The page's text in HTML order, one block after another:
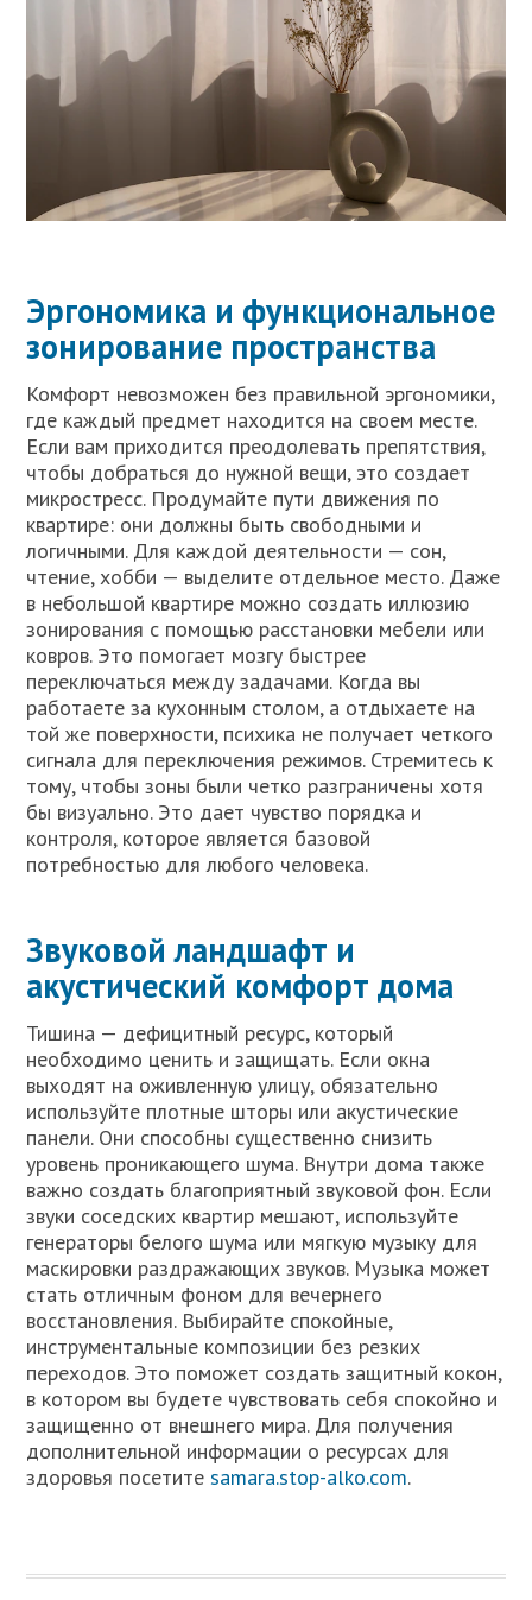
Эргономика и функциональное
зонирование пространства
Комфорт невозможен без правильной эргономики,
где каждый предмет находится на своем месте.
Если вам приходится преодолевать препятствия,
чтобы добраться до нужной вещи, это создает
микростресс. Продумайте пути движения по
квартире: они должны быть свободными и
логичными. Для каждой деятельности — сон,
чтение, хобби — выделите отдельное место. Даже
в небольшой квартире можно создать иллюзию
зонирования с помощью расстановки мебели или
ковров. Это помогает мозгу быстрее
переключаться между задачами. Когда вы
работаете за кухонным столом, а отдыхаете на
той же поверхности, психика не получает четкого
сигнала для переключения режимов. Стремитесь к
тому, чтобы зоны были четко разграничены хотя
бы визуально. Это дает чувство порядка и
контроля, которое является базовой
потребностью для любого человека.
Звуковой ландшафт и
акустический комфорт дома
Тишина — дефицитный ресурс, который
необходимо ценить и защищать. Если окна
выходят на оживленную улицу, обязательно
используйте плотные шторы или акустические
панели. Они способны существенно снизить
уровень проникающего шума. Внутри дома также
важно создать благоприятный звуковой фон. Если
звуки соседских квартир мешают, используйте
генераторы белого шума или мягкую музыку для
маскировки раздражающих звуков. Музыка может
стать отличным фоном для вечернего
восстановления. Выбирайте спокойные,
инструментальные композиции без резких
переходов. Это поможет создать защитный кокон,
в котором вы будете чувствовать себя спокойно и
защищенно от внешнего мира. Для получения
дополнительной информации о ресурсах для
здоровья посетитеsamara.stop-alko.com.